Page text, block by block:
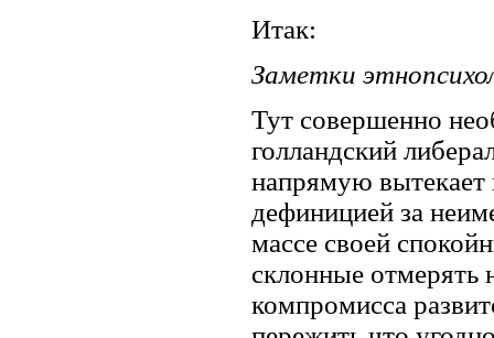
Итак:
Заметки
Тут совершенно
голландский
напрямую вытекает
дефиницией за
массе своей
склонные отмерять
компромисса